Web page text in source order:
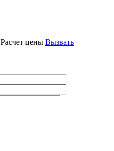
Расчет цены Вызвать